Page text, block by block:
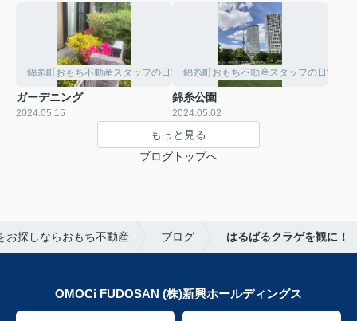
錦糸町おもち不動産スタッフの日常
ガーデニング
2024.05.15
錦糸町おもち不動産スタッフの日常
錦糸公園
2024.05.02
もっと見る
ブログトップへ
お探しならおもち不動産 ブログ はるばるクラゲを観に！
OMOCi FUDOSAN (株)新興ホールディングス